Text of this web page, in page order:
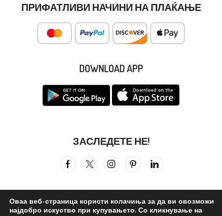
ПРИФАТЛИВИ НАЧИНИ НА ПЛАЌАЊЕ
DOWNLOAD APP
ЗАСЛЕДЕТЕ НЕ!
Оваа веб-страница користи колачиња за да ви овозможи
најдобро искуство при купувањето. Со кликнување на